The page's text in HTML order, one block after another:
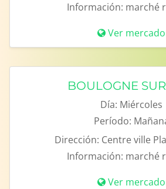
Información: marché
Ver mercado
BOULOGNE
Día: Miércoles
Período:
Dirección: Centre ville
Información: marché
Ver mercado